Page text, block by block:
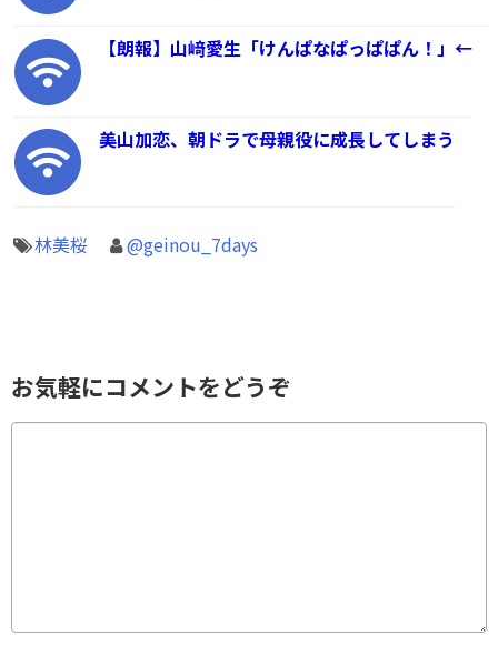
【朗報】山﨑愛生「けんぱなぱっぱぱん！」←
美山加恋、朝ドラで母親役に成長してしまう
林美桜 @geinou_7days
お気軽にコメントをどうぞ